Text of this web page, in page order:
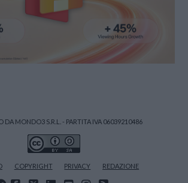
DA MONDO3 S.R.L. - PARTITA IVA 06039210486
COPYRIGHT PRIVACY REDAZIONE